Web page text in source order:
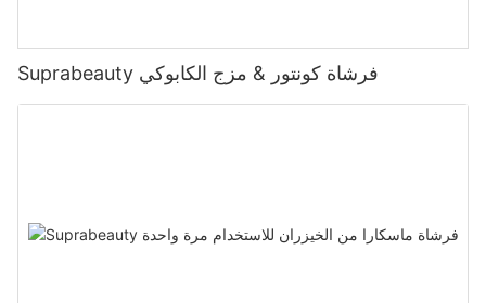
Suprabeauty فرشاة كونتور & مزج الكابوكي